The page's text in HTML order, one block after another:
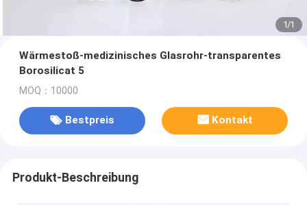
1/1
Wärmestoß-medizinisches Glasrohr-transparentes
Borosilicat 5
MOQ：10000
Bestpreis Kontakt
Produkt-Beschreibung